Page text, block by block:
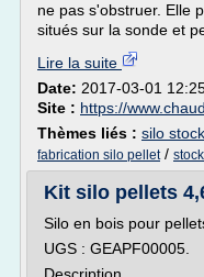
ne pas s'obstruer. Elle
situés sur la sonde et
Lire la suite
Date: 2017-03-01
Site : https://
Thèmes liés : silo
fabrication silo pellet/
Kit silo pellets
Silo en bois pour
UGS : GEAPF00005.